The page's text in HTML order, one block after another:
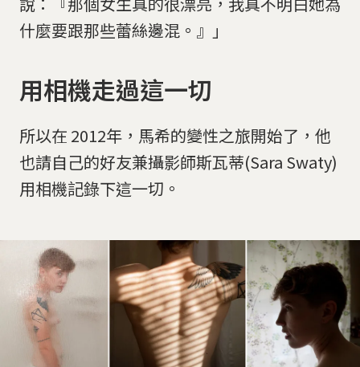
什麼要跟那些蕾絲邊混。』」
用相機走過這一切
所以在 2012年，馬希的變性之旅開始了，他
也請自己的好友兼攝影師斯瓦蒂(Sara Swaty)
用相機記錄下這一切。